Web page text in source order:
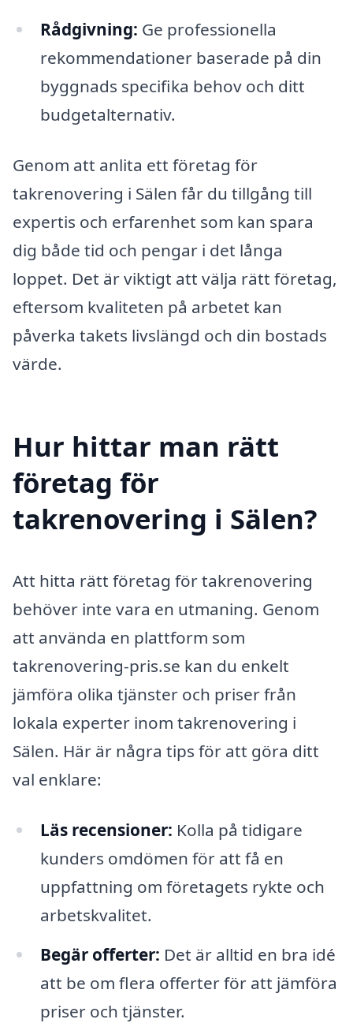
Rådgivning: Ge professionella
rekommendationer baserade på din
byggnads specifika behov och ditt
budgetalternativ.
Genom att anlita ett företag för
takrenovering i Sälen får du tillgång till
expertis och erfarenhet som kan spara
dig både tid och pengar i det långa
loppet. Det är viktigt att välja rätt företag,
eftersom kvaliteten på arbetet kan
påverka takets livslängd och din bostads
värde.
Hur hittar man rätt
företag för
takrenovering i Sälen?
Att hitta rätt företag för takrenovering
behöver inte vara en utmaning. Genom
att använda en plattform som
takrenovering-pris.se kan du enkelt
jämföra olika tjänster och priser från
lokala experter inom takrenovering i
Sälen. Här är några tips för att göra ditt
val enklare:
Läs recensioner: Kolla på tidigare
kunders omdömen för att få en
uppfattning om företagets rykte och
arbetskvalitet.
Begär offerter: Det är alltid en bra idé
att be om flera offerter för att jämföra
priser och tjänster.